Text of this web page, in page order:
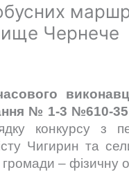
Чернече
№ 1-3 №610-35
конкурсу з
Чигирин та
громади –